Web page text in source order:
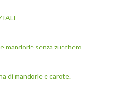
mandorle senza zucchero
di mandorle e carote.